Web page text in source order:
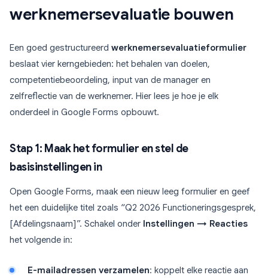
werknemersevaluatie bouwen
Een goed gestructureerd werknemersevaluatieformulier
beslaat vier kerngebieden: het behalen van doelen,
competentiebeoordeling, input van de manager en
zelfreflectie van de werknemer. Hier lees je hoe je elk
onderdeel in Google Forms opbouwt.
Stap 1: Maak het formulier en stel de
basisinstellingen in
Open Google Forms, maak een nieuw leeg formulier en geef
het een duidelijke titel zoals “Q2 2026 Functioneringsgesprek,
[Afdelingsnaam]”. Schakel onder Instellingen → Reacties
het volgende in:
E-mailadressen verzamelen: koppelt elke reactie aan